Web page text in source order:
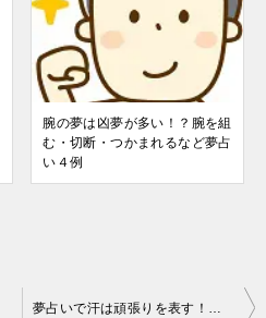
腕の夢は凶夢が多い！？腕を組
む・切断・つかまれるなど夢占
い４例
夢占いで汗は頑張りを表す！？ 汗をかく・臭い夢を診断！